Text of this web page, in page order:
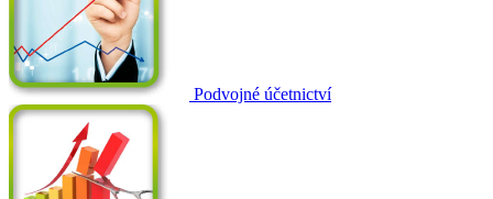
Podvojné účetnictví